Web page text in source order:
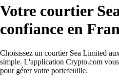
Votre courtier
confiance en
Choisissez un courtier Sea Limited
simple. L'application Crypto.com
pour gérer votre portefeuille.